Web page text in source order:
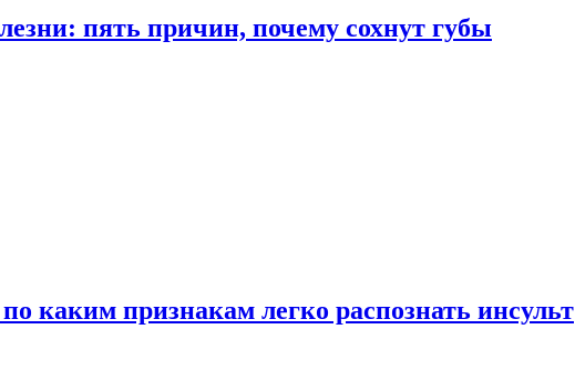
пять причин, почему сохнут губы
каким признакам легко распознать инсульт